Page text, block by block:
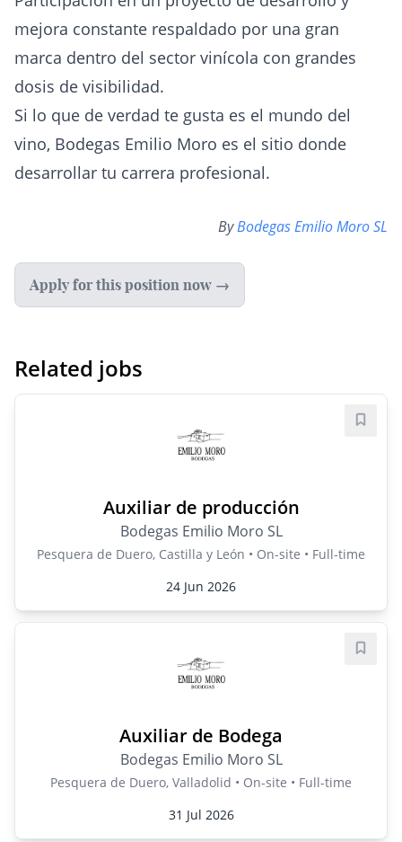
mejora constante respaldado por una gran
marca dentro del sector vinícola con grandes
dosis de visibilidad.
Si lo que de verdad te gusta es el mundo del
vino, Bodegas Emilio Moro es el sitio donde
desarrollar tu carrera profesional.
ByBodegas Emilio Moro SL
Apply for this position now →
Related jobs
Auxiliar de producción
Bodegas Emilio Moro SL
Pesquera de Duero, Castilla y León • On-site • Full-time
24 Jun 2026
Save
Auxiliar de Bodega
Bodegas Emilio Moro SL
Pesquera de Duero, Valladolid • On-site • Full-time
31 Jul 2026
Save